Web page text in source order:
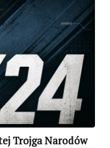
Trojga Narodów